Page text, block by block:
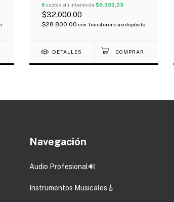
6 cuotas sin interés de$5.333,33
$32.000,00
$28.800,00 con Transferencia o depósito
DETALLES
Navegación
Audio Profesional🔊
Instrumentos Musicales🎸